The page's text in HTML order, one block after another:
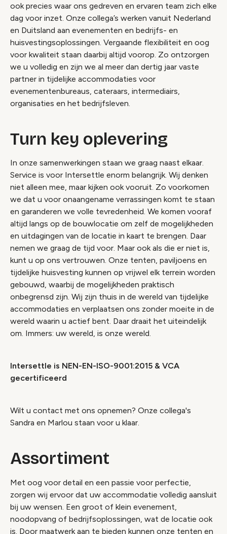
ook precies waar ons gedreven en ervaren team zich elke
dag voor inzet. Onze collega’s werken vanuit Nederland
en Duitsland aan evenementen en bedrijfs- en
huisvestingsoplossingen. Vergaande flexibiliteit en oog
voor kwaliteit staan daarbij altijd voorop. Zo ontzorgen
we u volledig en zijn we al meer dan dertig jaar vaste
partner in tijdelijke accommodaties voor
evenementenbureaus, cateraars, intermediairs,
organisaties en het bedrijfsleven.
Turn key oplevering
In onze samenwerkingen staan we graag naast elkaar.
Service is voor Intersettle enorm belangrijk. Wij denken
niet alleen mee, maar kijken ook vooruit. Zo voorkomen
we dat u voor onaangename verrassingen komt te staan
en garanderen we volle tevredenheid. We komen vooraf
altijd langs op de bouwlocatie om zelf de mogelijkheden
en uitdagingen van de locatie in kaart te brengen. Daar
nemen we graag de tijd voor. Maar ook als die er niet is,
kunt u op ons vertrouwen. Onze tenten, paviljoens en
tijdelijke huisvesting kunnen op vrijwel elk terrein worden
gebouwd, waarbij de mogelijkheden praktisch
onbegrensd zijn. Wij zijn thuis in de wereld van tijdelijke
accommodaties en verplaatsen ons zonder moeite in de
wereld waarin u actief bent. Daar draait het uiteindelijk
om. Immers: uw wereld, is onze wereld.
Intersettle is NEN-EN-ISO-9001:2015 & VCA
gecertificeerd
Wilt u contact met ons opnemen? Onze collega's
Sandra en Marlou staan voor u klaar.
Assortiment
Met oog voor detail en een passie voor perfectie,
zorgen wij ervoor dat uw accommodatie volledig aansluit
bij uw wensen. Een groot of klein evenement,
noodopvang of bedrijfsoplossingen, wat de locatie ook
is. Door maatwerk aan te bieden kunnen onze tenten en